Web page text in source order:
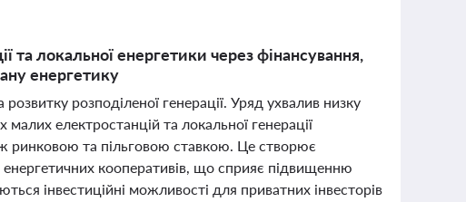
та локальної енергетики через фінансування,
енергетику
розподіленої генерації. Уряд ухвалив низку
електростанцій та локальної генерації
ринковою та пільговою ставкою. Це створює
енергетичних кооперативів, що сприяє підвищенню
інвестиційні можливості для приватних інвесторів